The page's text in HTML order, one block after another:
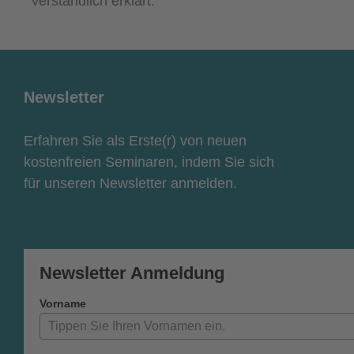
Newsletter
Erfahren Sie als Erste(r) von neuen
kostenfreien Seminaren, indem Sie sich
für unseren Newsletter anmelden.
Newsletter Anmeldung
Vorname